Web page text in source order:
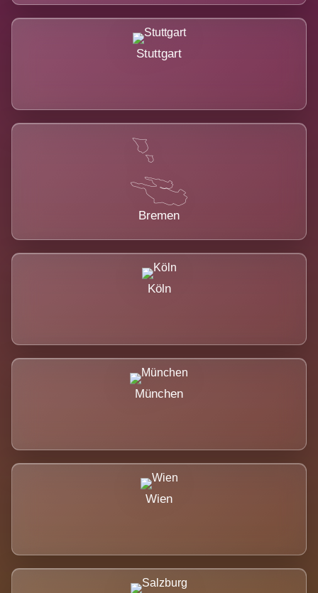
Stuttgart
Bremen
Köln
München
Wien